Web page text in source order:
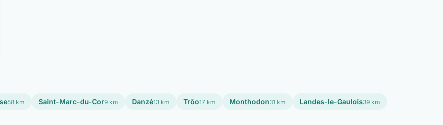
58 km Saint-Marc-du-Cor9 km Danzé13 km Trôo17 km Monthodon31 km Landes-le-Gaulois39 km